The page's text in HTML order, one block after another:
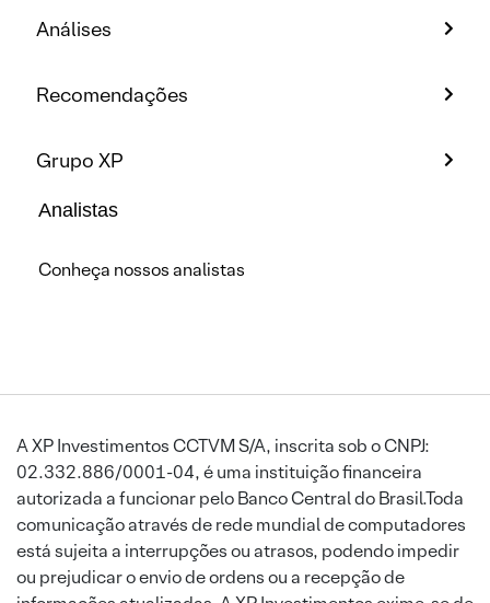
Análises
Recomendações
Grupo XP
Analistas
Conheça nossos analistas
A XP Investimentos CCTVM S/A, inscrita sob o CNPJ:
02.332.886/0001-04, é uma instituição financeira
autorizada a funcionar pelo Banco Central do Brasil.Toda
comunicação através de rede mundial de computadores
está sujeita a interrupções ou atrasos, podendo impedir
ou prejudicar o envio de ordens ou a recepção de